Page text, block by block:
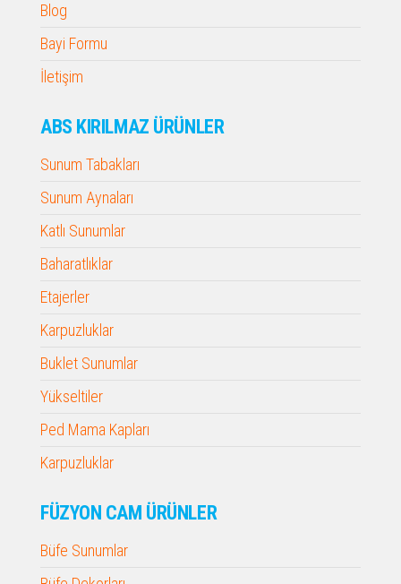
Blog
Bayi Formu
İletişim
ABS KIRILMAZ ÜRÜNLER
Sunum Tabakları
Sunum Aynaları
Katlı Sunumlar
Baharatlıklar
Etajerler
Karpuzluklar
Buklet Sunumlar
Yükseltiler
Ped Mama Kapları
Karpuzluklar
FÜZYON CAM ÜRÜNLER
Büfe Sunumlar